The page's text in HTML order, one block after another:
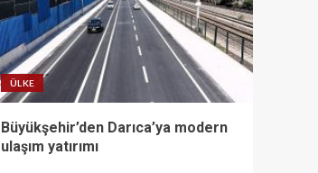
ÜLKE
Büyükşehir’den Darıca’ya modern
ulaşım yatırımı